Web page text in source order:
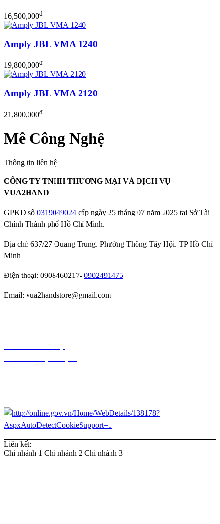
16,500,000đ
Amply JBL VMA 1240
19,800,000đ
Amply JBL VMA 2120
21,800,000đ
Mê Công Nghệ
Thông tin liên hệ
CÔNG TY TNHH THƯƠNG MẠI VÀ DỊCH VỤ
VUA2HAND
GPKD số 0319049024 cấp ngày 25 tháng 07 năm 2025 tại Sở Tài
Chính Thành phố Hồ Chí Minh.
Địa chỉ: 637/27 Quang Trung, Phường Thông Tây Hội, TP Hồ Chí
Minh
Điện thoại: 0908460217- 0902491475
Email: vua2handstore@gmail.com
Liên kết:
Chi nhánh 1 Chi nhánh 2 Chi nhánh 3